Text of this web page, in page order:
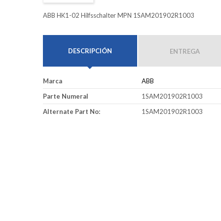
ABB HK1-02 Hilfsschalter MPN 1SAM201902R1003
DESCRIPCIÓN ENTREGA
Marca
ABB
Parte Numeral
1SAM201902R1003
Alternate Part No:
1SAM201902R1003